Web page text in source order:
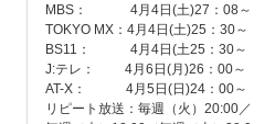
MBS： 4月4日(土)27：08～
TOKYO MX：4月4日(土)25：30～
BS11： 4月4日(土25：30～
J:テレ： 4月6日(月)26：00～
AT-X： 4月5日(日)24：00～
リピート放送：毎週（火）20:00／